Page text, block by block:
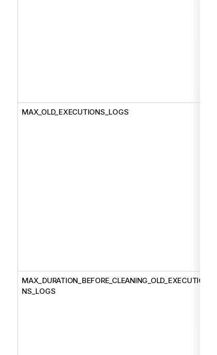
MAX_OLD_EXECUTIONS_LOGS
MAX_DURATION_BEFORE_CLEANING_OLD_EXECUTIO
NS_LOGS